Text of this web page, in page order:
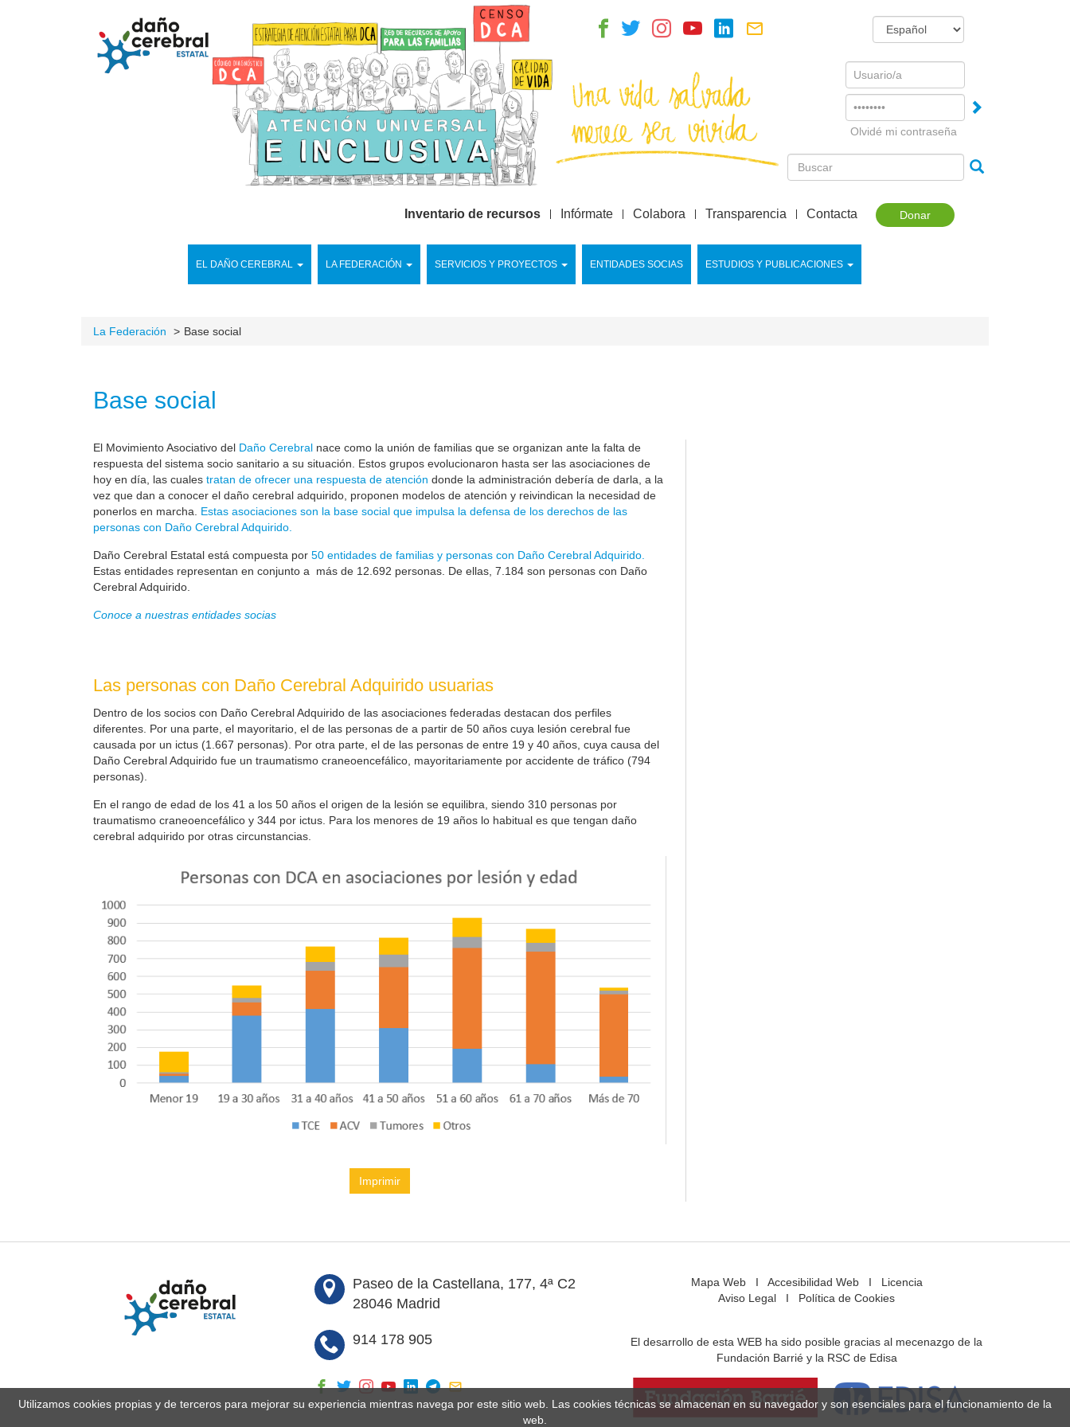
Username
Olvidé mi contraseña
Donar
EL DAÑO CEREBRAL LA FEDERACIÓN SERVICIOS Y PROYECTOS ENTIDADES SOCIAS ESTUDIOS Y PUBLICACIONES
Inventario de recursos Infórmate Colabora Transparencia Contacta
La Federación Base social
Base social
El Movimiento Asociativo del Daño Cerebral nace como la unión de familias que se organizan ante la falta de
respuesta del sistema socio sanitario a su situación. Estos grupos evolucionaron hasta ser las asociaciones de
hoy en día, las cuales tratan de ofrecer una respuesta de atención donde la administración debería de darla, a la
vez que dan a conocer el daño cerebral adquirido, proponen modelos de atención y reivindican la necesidad de
ponerlos en marcha. Estas asociaciones son la base social que impulsa la defensa de los derechos de las
personas con Daño Cerebral Adquirido.
Daño Cerebral Estatal está compuesta por 50 entidades de familias y personas con Daño Cerebral Adquirido.
Estas entidades representan en conjunto a más de 12.692 personas. De ellas, 7.184 son personas con Daño
Cerebral Adquirido.
Conoce a nuestras entidades socias
Las personas con Daño Cerebral Adquirido usuarias
Dentro de los socios con Daño Cerebral Adquirido de las asociaciones federadas destacan dos perfiles
diferentes. Por una parte, el mayoritario, el de las personas de a partir de 50 años cuya lesión cerebral fue
causada por un ictus (1.667 personas). Por otra parte, el de las personas de entre 19 y 40 años, cuya causa del
Daño Cerebral Adquirido fue un traumatismo craneoencefálico, mayoritariamente por accidente de tráfico (794
personas).
En el rango de edad de los 41 a los 50 años el origen de la lesión se equilibra, siendo 310 personas por
traumatismo craneoencefálico y 344 por ictus. Para los menores de 19 años lo habitual es que tengan daño
cerebral adquirido por otras circunstancias.
Imprimir
Paseo de la Castellana, 177, 4ª C2
28046 Madrid
914 178 905
Mapa WebI Accesibilidad WebI Licencia
Aviso Legal I Política de Cookies
El desarrollo de esta WEB ha sido posible gracias al mecenazgo de la
Fundación Barrié y la RSC de Edisa
Utilizamos cookies propias y de terceros para mejorar su experiencia mientras navega por este sitio web. Las cookies técnicas se almacenan en su navegador y son esenciales para el funcionamiento de la
web.